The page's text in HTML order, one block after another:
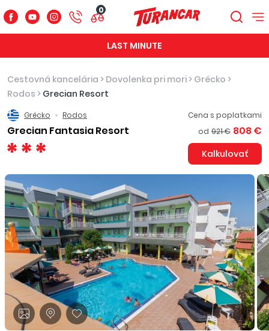
0
LAST MINUTE
Cestovná kancelária > Dovolenka pri mori > Grécko >
Rodos > Grecian Resort
Grécko Rodos
Grecian Fantasia Resort
Cena s poplatkami
od 921 € 808 €
Kalkulovať